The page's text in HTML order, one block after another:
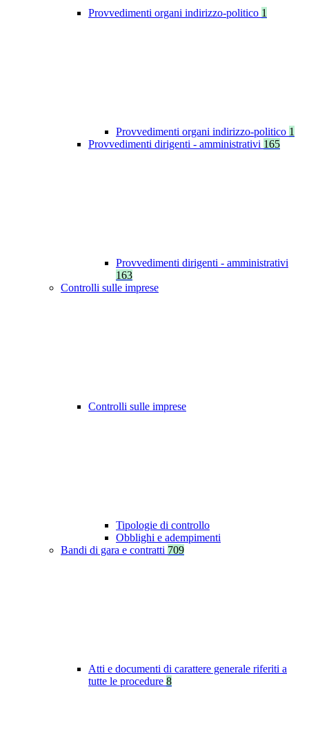
Provvedimenti organi indirizzo-politico 1
Provvedimenti organi indirizzo-politico 1
Provvedimenti dirigenti - amministrativi 165
Provvedimenti dirigenti - amministrativi
163
Controlli sulle imprese
Controlli sulle imprese
Tipologie di controllo
Obblighi e adempimenti
Bandi di gara e contratti 709
Atti e documenti di carattere generale riferiti a
tutte le procedure 8